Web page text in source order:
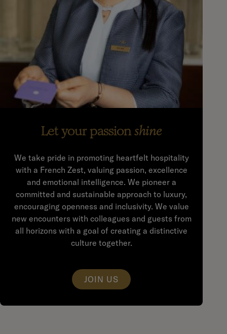
Let your passion shine
We take pride in promoting heartfelt hospitality
with a French Zest, valuing passion, excellence
and emotional intelligence. We pioneer a
committed and sustainable approach to luxury,
encouraging openness and inclusivity. We value
new encounters with colleagues and guests from
all horizons with a goal of creating a distinctive
culture together.
JOIN US